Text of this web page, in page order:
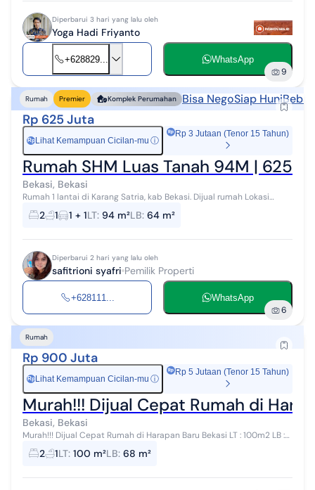
Diperbarui 3 hari yang lalu oleh
Yoga Hadi Friyanto
+628829... WhatsApp
9
Rumah Premier Komplek Perumahan Bisa NegoSiap Huni
Rp 625 Juta
Rp Lihat Kemampuan Cicilan-mu ⓘ
Rp 3 Jutaan (Tenor 15 Tahun)
Rumah SHM Luas Tanah 94M | 625
Bekasi, Bekasi
Rumah 1 lantai di Karang Satria, kab Bekasi. Dijual rumah Lokasi
Pinggiran Kota. Berada di lingkungan yang mudah dijangkau. Detail:
Cluster Taman...
2 1 1 + 1LT: 94 m²LB: 64 m²
Diperbarui 2 hari yang lalu oleh
safitrioni syafri Pemilik Properti
+628111... WhatsApp
6
Rumah
Rp 900 Juta
Rp Lihat Kemampuan Cicilan-mu ⓘ
Rp 5 Jutaan (Tenor 15 Tahun)
Murah!!! Dijual Cepat Rumah di
Bekasi, Bekasi
Murah!!! Dijual Cepat Rumah di Harapan Baru Bekasi LT : 100m2 LB :
68 m² Kt 2 km 1 SHM Harga 900jt (nego )
2 1LT: 100 m²LB: 68 m²